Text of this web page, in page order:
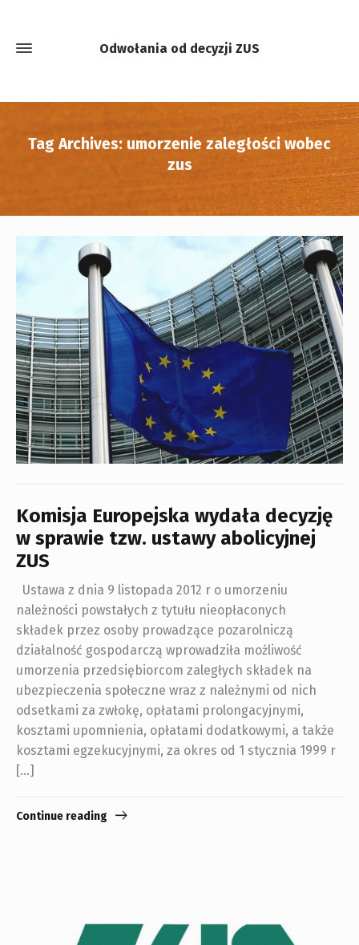
Odwołania od decyzji ZUS
Tag Archives: umorzenie zaległości wobec
zus
Komisja Europejska wydała decyzję
w sprawie tzw. ustawy abolicyjnej
ZUS
Ustawa z dnia 9 listopada 2012 r o umorzeniu
należności powstałych z tytułu nieopłaconych
składek przez osoby prowadzące pozarolniczą
działalność gospodarczą wprowadziła możliwość
umorzenia przedsiębiorcom zaległych składek na
ubezpieczenia społeczne wraz z należnymi od nich
odsetkami za zwłokę, opłatami prolongacyjnymi,
kosztami upomnienia, opłatami dodatkowymi, a także
kosztami egzekucyjnymi, za okres od 1 stycznia 1999 r
[…]
Continue reading